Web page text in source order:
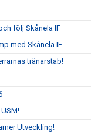
följ Skånela IF
med Skånela IF
tränarstab!
Utveckling!